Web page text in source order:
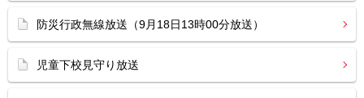
防災行政無線放送（9月18日13時00分放送）
児童下校見守り放送